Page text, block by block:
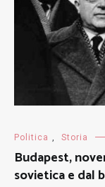
Politica , Storia
Budapest,
sovietica e dal